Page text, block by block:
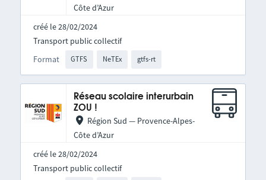
Côte d’Azur
créé le 28/02/2024
Format GTFS NeTEx gtfs-rt
Transport public collectif
Réseau scolaire interurbain
ZOU !
Région Sud — Provence-Alpes-
Côte d’Azur
créé le 28/02/2024
Transport public collectif